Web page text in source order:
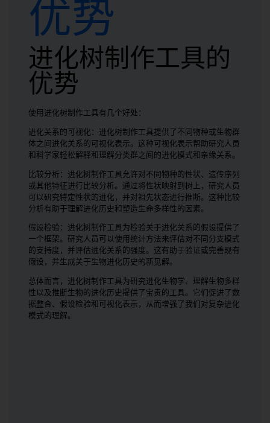
优势
进化树制作工具的
优势
使用进化树制作工具有几个好处：
进化关系的可视化：进化树制作工具提供了不同物种或生物群
体之间进化关系的可视化表示。这种可视化表示帮助研究人员
和科学家轻松解释和理解分类群之间的进化模式和亲缘关系。
比较分析：进化树制作工具允许对不同物种的性状、遗传序列
或其他特征进行比较分析。通过将性状映射到树上，研究人员
可以研究特定性状的进化，并对祖先状态进行推断。这种比较
分析有助于理解进化历史和塑造生命多样性的因素。
假设检验：进化树制作工具为检验关于进化关系的假设提供了
一个框架。研究人员可以使用统计方法来评估对不同分支模式
的支持度，并评估进化关系的强度。这有助于验证或完善现有
假设，并生成关于生物进化历史的新见解。
总体而言，进化树制作工具为研究进化生物学、理解生物多样
性以及推断生物的进化历史提供了宝贵的工具。它们促进了数
据整合、假设检验和可视化表示，从而增强了我们对复杂进化
模式的理解。